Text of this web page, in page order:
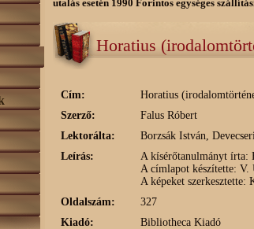
utalás esetén 1990 Forintos egységes
Horatius
Cím:
Horatius
Szerző:
Falus Róbert
Lektorálta:
Borzsák István,
Leírás:
A kísérőtanulmányt írta:
A címlapot készítette: V.
A képeket szerkesztette:
Oldalszám:
327
Kiadó:
Bibliotheca Kiadó